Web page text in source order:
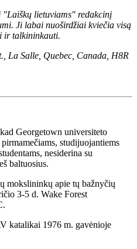
"Laiškų lietuviams" redakcinį
Ji labai nuoširdžiai kviečia visą
ir talkininkauti.
La Salle, Quebec, Canada, H8R
Georgetown universiteto
studijuojantiems
nesiderina su
baltuosius.
mokslininkų apie tų bažnyčių
3-5 d. Wake Forest
katalikai 1976 m. gavėnioje